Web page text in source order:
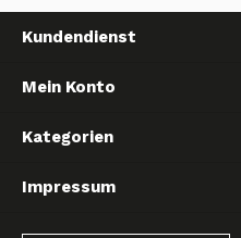
Kundendienst
Mein Konto
Kategorien
Impressum